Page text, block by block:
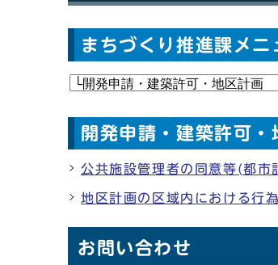
まちづくり推進課メニ
開発申請・建築許可・
公共施設管理者の同意等(都
地区計画の区域内における行
お問い合わせ